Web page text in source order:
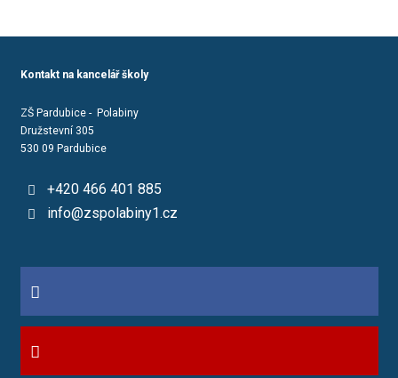
Kontakt na kancelář školy
ZŠ Pardubice - Polabiny
Družstevní 305
530 09 Pardubice
+420 466 401 885
info@zspolabiny1.cz